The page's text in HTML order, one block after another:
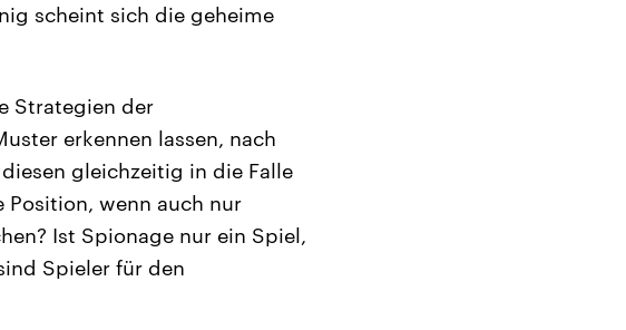
scheint sich die geheime
Strategien der
erkennen lassen, nach
gleichzeitig in die Falle
Position, wenn auch nur
Ist Spionage nur ein Spiel,
Spieler für den